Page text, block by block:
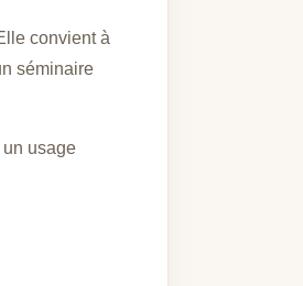
convient à
séminaire
usage